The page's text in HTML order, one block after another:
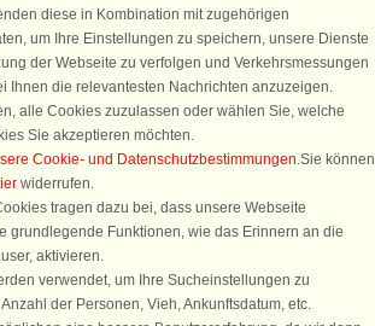
von 25 € für Ihren nächsten
Sie sich einfach für den DanCenter Newsletter
wieder exklusive Angebote, Gewinnspiele und
abonnieren
diese in Kombination mit zugehörigen
um Ihre Einstellungen zu speichern, unsere Dienste
der Webseite zu verfolgen und Verkehrsmessungen
Ihnen die relevantesten Nachrichten anzuzeigen.
alle Cookies zuzulassen oder wählen Sie, welche
Sie akzeptieren möchten.
Cookie- und Datenschutzbestimmungen.Sie können
widerrufen.
tragen dazu bei, dass unsere Webseite
grundlegende Funktionen, wie das Erinnern an die
aktivieren.
verwendet, um Ihre Sucheinstellungen zu
der Personen, Vieh, Ankunftsdatum, etc.